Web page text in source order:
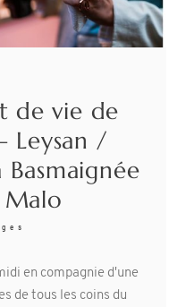
de vie de
Leysan /
en compagnie d'une
de tous les coins du